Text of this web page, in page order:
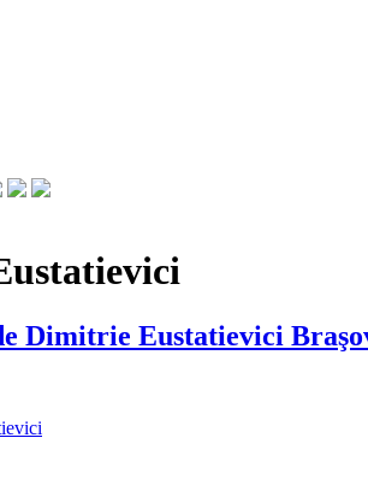
Dimitrie Eustatievici